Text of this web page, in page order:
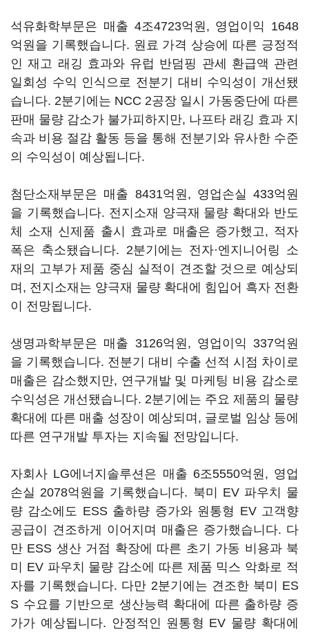
석유화학부문은 매출 4조4723억원, 영업이익 1648
억원을 기록했습니다. 원료 가격 상승에 따른 긍정적
인 재고 래깅 효과와 유럽 반덤핑 관세 환급액 관련
일회성 수익 인식으로 전분기 대비 수익성이 개선됐
습니다. 2분기에는 NCC 2공장 일시 가동중단에 따른
판매 물량 감소가 불가피하지만, 나프타 래깅 효과 지
속과 비용 절감 활동 등을 통해 전분기와 유사한 수준
의 수익성이 예상됩니다.
첨단소재부문은 매출 8431억원, 영업손실 433억원
을 기록했습니다. 전지소재 양극재 물량 확대와 반도
체 소재 신제품 출시 효과로 매출은 증가했고, 적자
폭은 축소됐습니다. 2분기에는 전자·엔지니어링 소
재의 고부가 제품 중심 실적이 견조할 것으로 예상되
며, 전지소재는 양극재 물량 확대에 힘입어 흑자 전환
이 전망됩니다.
생명과학부문은 매출 3126억원, 영업이익 337억원
을 기록했습니다. 전분기 대비 수출 선적 시점 차이로
매출은 감소했지만, 연구개발 및 마케팅 비용 감소로
수익성은 개선됐습니다. 2분기에는 주요 제품의 물량
확대에 따른 매출 성장이 예상되며, 글로벌 임상 등에
따른 연구개발 투자는 지속될 전망입니다.
자회사 LG에너지솔루션은 매출 6조5550억원, 영업
손실 2078억원을 기록했습니다. 북미 EV 파우치 물
량 감소에도 ESS 출하량 증가와 원통형 EV 고객향
공급이 견조하게 이어지며 매출은 증가했습니다. 다
만 ESS 생산 거점 확장에 따른 초기 가동 비용과 북
미 EV 파우치 물량 감소에 따른 제품 믹스 악화로 적
자를 기록했습니다. 다만 2분기에는 견조한 북미 ES
S 수요를 기반으로 생산능력 확대에 따른 출하량 증
가가 예상됩니다. 안정적인 원통형 EV 물량 확대에